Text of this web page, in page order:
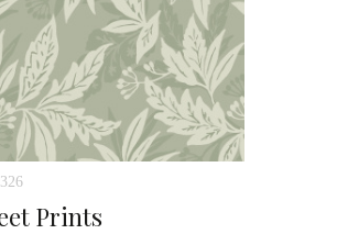
Prints